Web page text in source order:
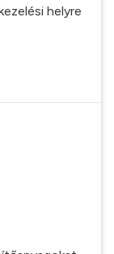
helyre